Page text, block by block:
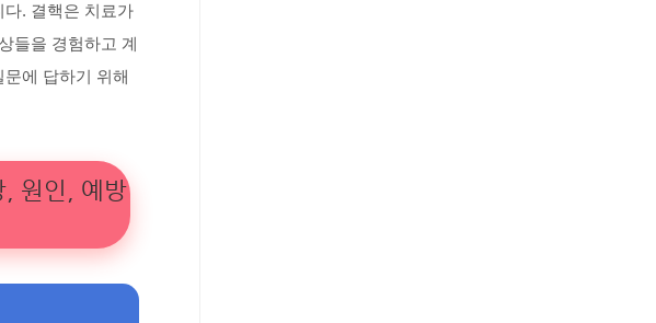
. 결핵은 치료가
들을 경험하고 계
에 답하기 위해
원인, 예방 및 치료법 👈